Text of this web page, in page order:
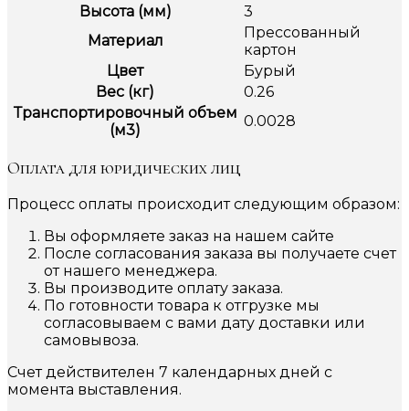
Высота (мм)
3
Материал
Прессованный
картон
Цвет
Бурый
Вес (кг)
0.26
Транспортировочный объем
(м3)
0.0028
Оплата для юридических лиц
Процесс оплаты происходит следующим образом:
Вы оформляете заказ на нашем сайте
После согласования заказа вы получаете счет
от нашего менеджера.
Вы производите оплату заказа.
По готовности товара к отгрузке мы
согласовываем с вами дату доставки или
самовывоза.
Счет действителен 7 календарных дней с
момента выставления.